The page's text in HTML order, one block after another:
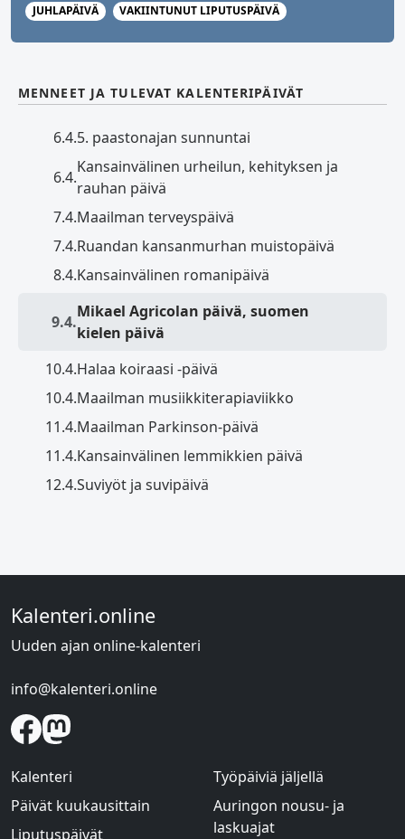
JUHLAPÄIVÄ VAKIINTUNUT LIPUTUSPÄIVÄ
MENNEET JA TULEVAT KALENTERIPÄIVÄT
6.4.5. paastonajan sunnuntai
6.4.
Kansainvälinen urheilun, kehityksen ja
rauhan päivä
7.4.Maailman terveyspäivä
7.4.Ruandan kansanmurhan muistopäivä
8.4.Kansainvälinen romanipäivä
9.4.
Mikael Agricolan päivä, suomen
kielen päivä
10.4.Halaa koiraasi -päivä
10.4.Maailman musiikkiterapiaviikko
11.4.Maailman Parkinson-päivä
11.4.Kansainvälinen lemmikkien päivä
12.4.Suviyöt ja suvipäivä
Kalenteri.online
Uuden ajan online-kalenteri
info@kalenteri.online
Kalenteri
Päivät kuukausittain
Liputuspäivät
Työpäiviä jäljellä
Auringon nousu- ja
laskuajat